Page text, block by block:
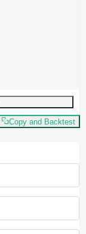
Copy and Backtest